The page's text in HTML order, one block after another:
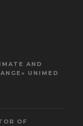
AND
UNIMED
OF